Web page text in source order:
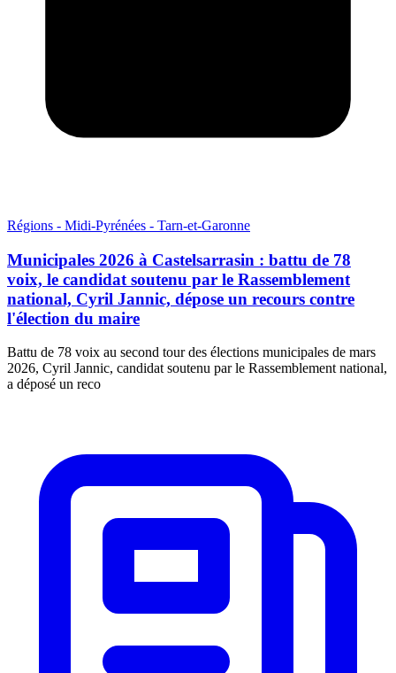
Régions - Midi-Pyrénées - Tarn-et-Garonne
Municipales 2026 à Castelsarrasin : battu de 78
voix, le candidat soutenu par le Rassemblement
national, Cyril Jannic, dépose un recours contre
l'élection du maire
Battu de 78 voix au second tour des élections municipales de mars
2026, Cyril Jannic, candidat soutenu par le Rassemblement national,
a déposé un reco